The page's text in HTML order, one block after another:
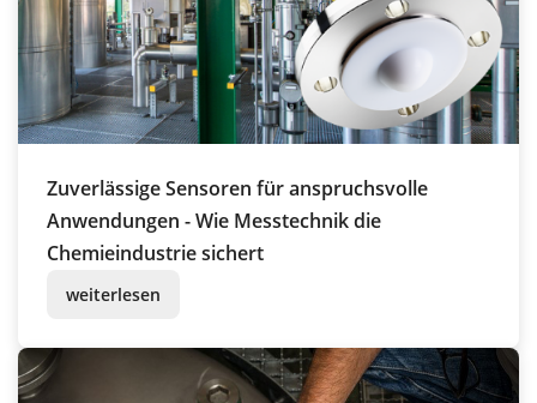
Zuverlässige Sensoren für anspruchsvolle
Anwendungen - Wie Messtechnik die
Chemieindustrie sichert
weiterlesen